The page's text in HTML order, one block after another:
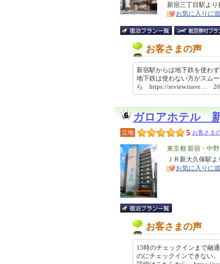
リ
ア
特
徴
新宿三丁目駅よ
お気に入りに
お客さまの声
新宿駅からは地下鉄を使わ
地下鉄は使わない方がスム
ら https://review.trave…
ガロアホテル
立地 5 お客さま
エ
リ
ア
東京都 新宿・中
特
徴
ＪＲ新大久保駅
お気に入りに
お客さまの声
15時のチェックインまで融
のにチェックインできない